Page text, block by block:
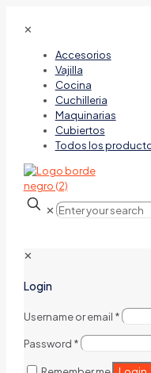
✕
Accesorios
Vajilla
Cocina
Cuchilleria
Maquinarias
Cubiertos
Todos los
✕
✕
Login
Username or email *
Password *